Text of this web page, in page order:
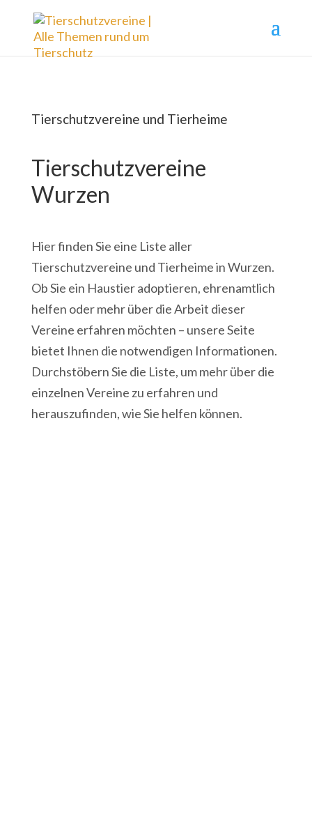
Tierschutzvereine und Tierheime
Tierschutzvereine
Wurzen
Hier finden Sie eine Liste aller
Tierschutzvereine und Tierheime in Wurzen.
Ob Sie ein Haustier adoptieren, ehrenamtlich
helfen oder mehr über die Arbeit dieser
Vereine erfahren möchten – unsere Seite
bietet Ihnen die notwendigen Informationen.
Durchstöbern Sie die Liste, um mehr über die
einzelnen Vereine zu erfahren und
herauszufinden, wie Sie helfen können.